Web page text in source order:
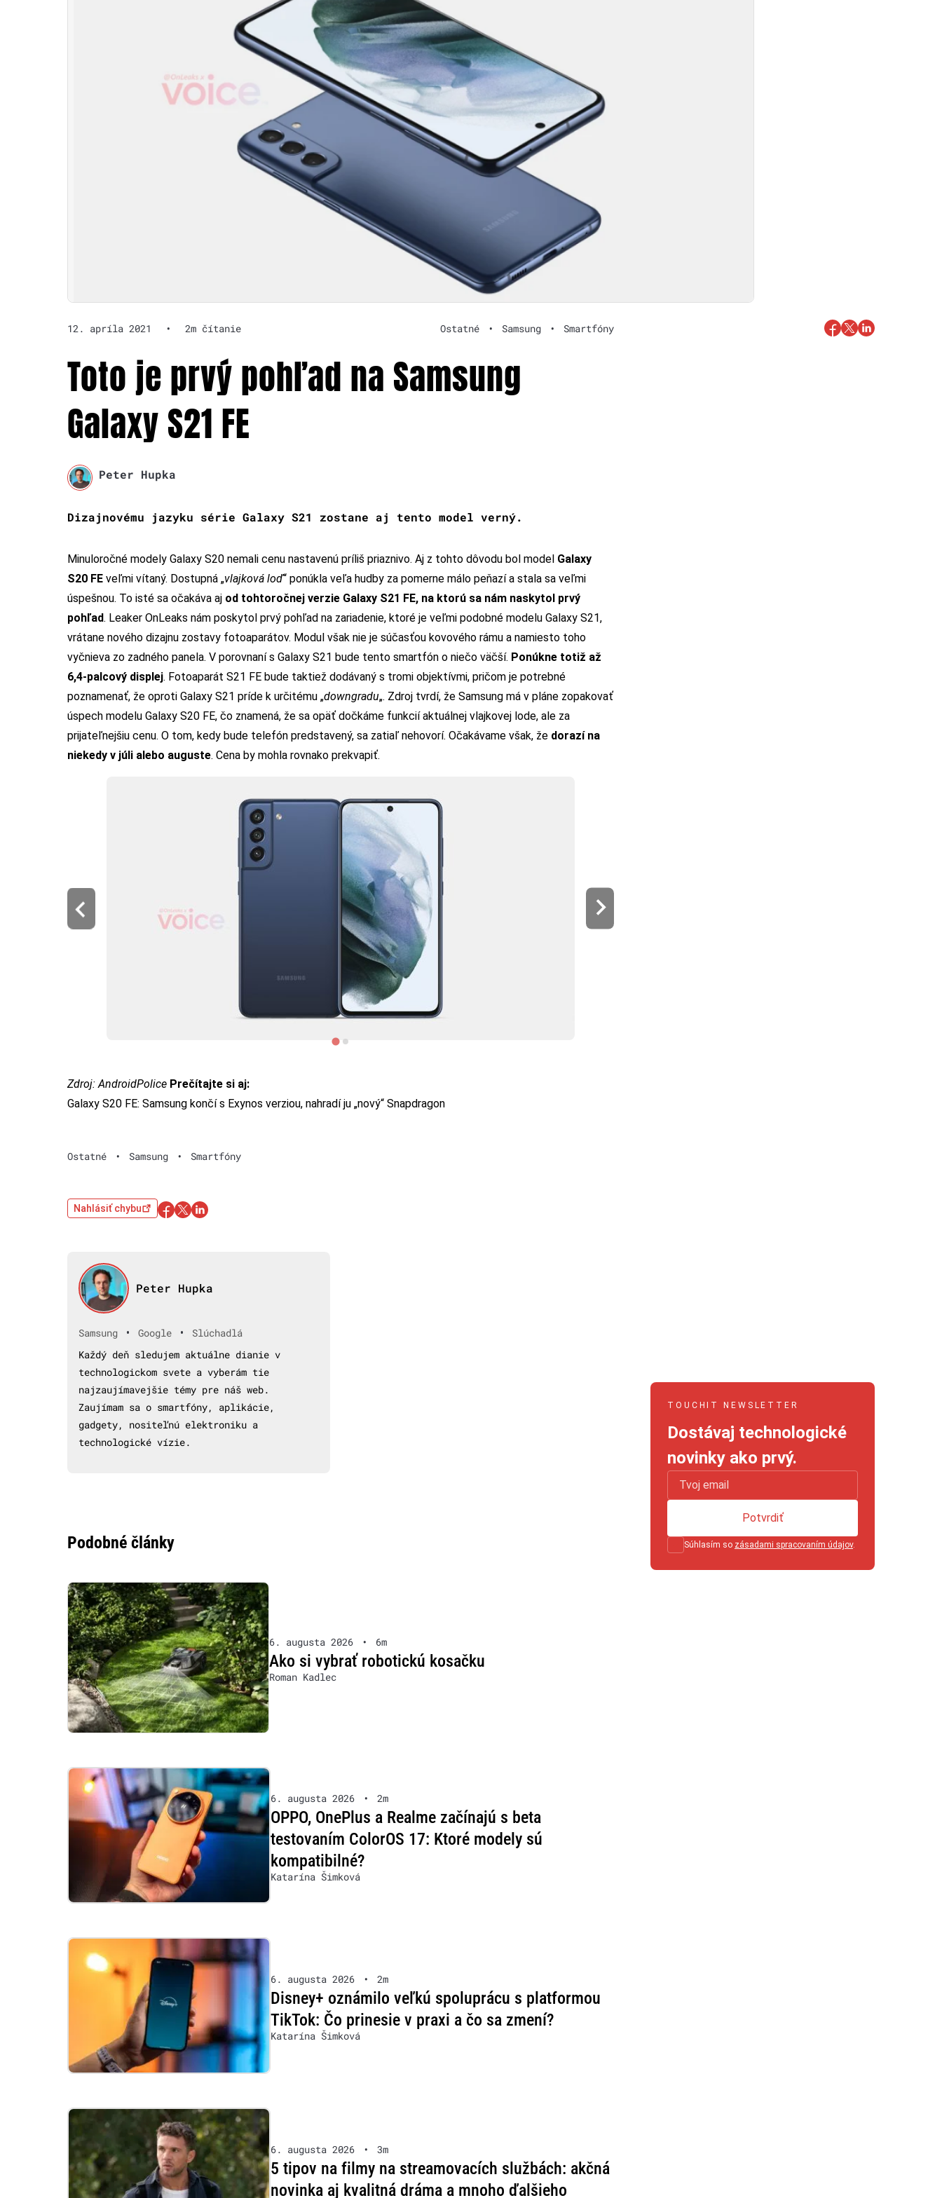
12. apríla 2021 • 2m čítanie Ostatné • Samsung • Smartfóny
Toto je prvý pohľad na Samsung
Galaxy S21 FE
Peter Hupka
Dizajnovému jazyku série Galaxy S21 zostane aj tento model verný.
Minuloročné modely Galaxy S20 nemali cenu nastavenú príliš priaznivo. Aj z tohto dôvodu bol model Galaxy
S20 FE veľmi vítaný. Dostupná „vlajková loď“ ponúkla veľa hudby za pomerne málo peňazí a stala sa veľmi
úspešnou. To isté sa očakáva aj od tohtoročnej verzie Galaxy S21 FE, na ktorú sa nám naskytol prvý
pohľad. Leaker OnLeaks nám poskytol prvý pohľad na zariadenie, ktoré je veľmi podobné modelu Galaxy S21,
vrátane nového dizajnu zostavy fotoaparátov. Modul však nie je súčasťou kovového rámu a namiesto toho
vyčnieva zo zadného panela. V porovnaní s Galaxy S21 bude tento smartfón o niečo väčší. Ponúkne totiž až
6,4-palcový displej. Fotoaparát S21 FE bude taktiež dodávaný s tromi objektívmi, pričom je potrebné
poznamenať, že oproti Galaxy S21 príde k určitému „downgradu„. Zdroj tvrdí, že Samsung má v pláne zopakovať
úspech modelu Galaxy S20 FE, čo znamená, že sa opäť dočkáme funkcií aktuálnej vlajkovej lode, ale za
prijateľnejšiu cenu. O tom, kedy bude telefón predstavený, sa zatiaľ nehovorí. Očakávame však, že dorazí na
niekedy v júli alebo auguste. Cena by mohla rovnako prekvapiť.
Zdroj:AndroidPolice Prečítajte si aj:
Galaxy S20 FE: Samsung končí s Exynos verziou, nahradí ju „nový“ Snapdragon
Ostatné • Samsung • Smartfóny
Nahlásiť chybu
Peter Hupka
Samsung • Google •
Slúchadlá
Každý deň sledujem aktuálne dianie v
technologickom svete a vyberám tie
najzaujímavejšie témy pre náš web.
Zaujímam sa o smartfóny, aplikácie,
gadgety, nositeľnú elektroniku a
technologické vízie.
Podobné články
6. augusta 2026 • 6m
Ako si vybrať robotickú kosačku
Roman Kadlec
6. augusta 2026 • 2m
OPPO, OnePlus a Realme začínajú s beta
testovaním ColorOS 17: Ktoré modely sú
kompatibilné?
Katarína Šimková
6. augusta 2026 • 2m
Disney+ oznámilo veľkú spoluprácu s platformou
TikTok: Čo prinesie v praxi a čo sa zmení?
Katarína Šimková
6. augusta 2026 • 3m
5 tipov na filmy na streamovacích službách: akčná
novinka aj kvalitná dráma a mnoho ďalšieho
TOUCHIT NEWSLETTER
Dostávaj technologické
novinky ako prvý.
Súhlasím so zásadami spracovaním údajov.
Potvrdiť